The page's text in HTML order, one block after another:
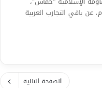
عن باقي التجارب العربية
الصفحة التالية